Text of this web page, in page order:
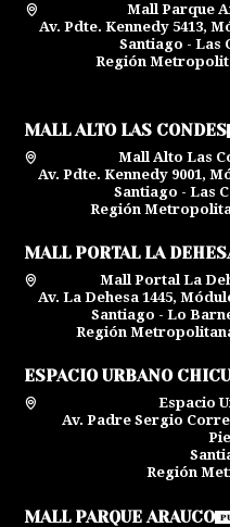
Mall Parque
Av. Pdte. Kennedy 5413,
Santiago - Las
Región
MALL ALTO LAS CONDES
Mall Alto Las
Av. Pdte. Kennedy 9001,
Santiago - Las
Región
MALL PORTAL LA
Mall Portal La
Av. La Dehesa 1445,
Santiago - Lo
Región
ESPACIO URBANO
Espacio
Av. Padre Sergio
Región
MALL PARQUE ARAUCO